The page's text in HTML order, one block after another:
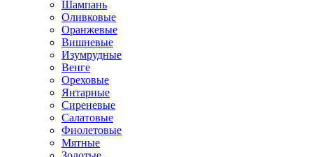
Шампань
Оливковые
Оранжевые
Вишневые
Изумрудные
Венге
Ореховые
Янтарные
Сиреневые
Салатовые
Фиолетовые
Мятные